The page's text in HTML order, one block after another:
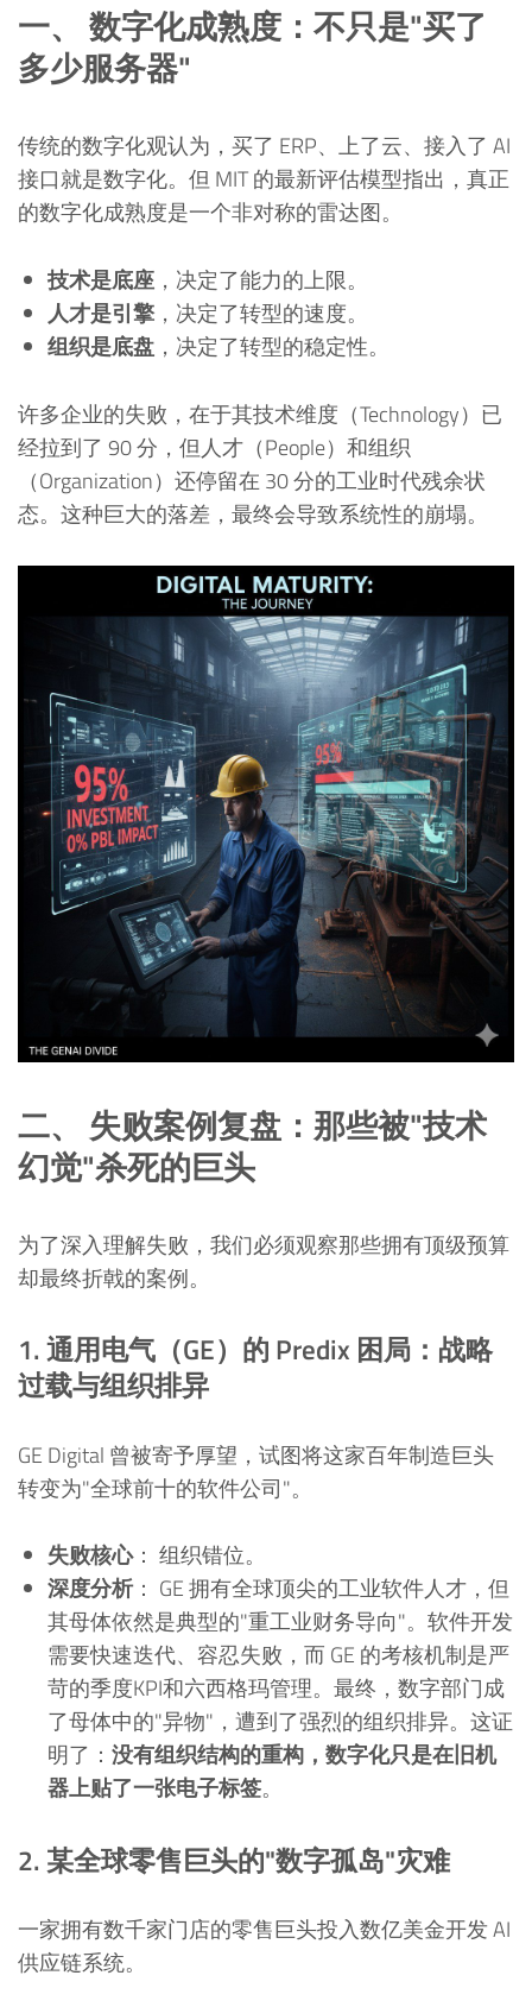
一、 数字化成熟度：不只是"买了
多少服务器"
传统的数字化观认为，买了 ERP、上了云、接入了 AI
接口就是数字化。但 MIT 的最新评估模型指出，真正
的数字化成熟度是一个非对称的雷达图。
技术是底座 ，决定了能力的上限。
人才是引擎 ，决定了转型的速度。
组织是底盘 ，决定了转型的稳定性。
许多企业的失败，在于其技术维度（Technology）已
经拉到了 90 分，但人才（People）和组织
（Organization）还停留在 30 分的工业时代残余状
态。这种巨大的落差，最终会导致系统性的崩塌。
二、 失败案例复盘：那些被"技术
幻觉"杀死的巨头
为了深入理解失败，我们必须观察那些拥有顶级预算
却最终折戟的案例。
1. 通用电气（GE）的 Predix 困局：战略
过载与组织排异
GE Digital 曾被寄予厚望，试图将这家百年制造巨头
转变为"全球前十的软件公司"。
失败核心： 组织错位。
深度分析： GE 拥有全球顶尖的工业软件人才，但
其母体依然是典型的"重工业财务导向"。软件开发
需要快速迭代、容忍失败，而 GE 的考核机制是严
苛的季度KPI和六西格玛管理。最终，数字部门成
了母体中的"异物"，遭到了强烈的组织排异。这证
明了：没有组织结构的重构，数字化只是在旧机
器上贴了一张电子标签。
2. 某全球零售巨头的"数字孤岛"灾难
一家拥有数千家门店的零售巨头投入数亿美金开发 AI
供应链系统。